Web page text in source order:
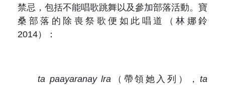
禁忌，包括不能唱歌跳舞以及參加部落活動。寶
桑部落的除喪祭歌便如此唱道（林娜鈴
2014）：
ta paayaranay lra （帶領她入列），ta